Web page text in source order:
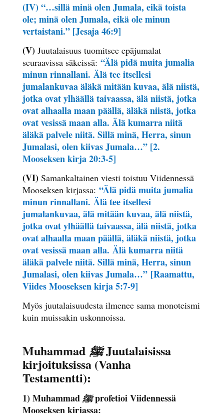
(IV) “…sillä minä olen Jumala, eikä toista
ole; minä olen Jumala, eikä ole minun
vertaistani.” [Jesaja 46:9]
(V) Juutalaisuus tuomitsee epäjumalat
seuraavissa säkeissä: “Älä pidä muita jumalia
minun rinnallani. Älä tee itsellesi
jumalankuvaa äläkä mitään kuvaa, älä niistä,
jotka ovat ylhäällä taivaassa, älä niistä, jotka
ovat alhaalla maan päällä, äläkä niistä, jotka
ovat vesissä maan alla. Älä kumarra niitä
äläkä palvele niitä. Sillä minä, Herra, sinun
Jumalasi, olen kiivas Jumala…” [2.
Mooseksen kirja 20:3-5]
(VI) Samankaltainen viesti toistuu Viidennessä
Mooseksen kirjassa: “Älä pidä muita jumalia
minun rinnallani. Älä tee itsellesi
jumalankuvaa, älä mitään kuvaa, älä niistä,
jotka ovat ylhäällä taivaassa, älä niistä, jotka
ovat alhaalla maan päällä, äläkä niistä, jotka
ovat vesissä maan alla. Älä kumarra niitä
äläkä palvele niitä. Sillä minä, Herra, sinun
Jumalasi, olen kiivas Jumala…” [Raamattu,
Viides Mooseksen kirja 5:7-9]
Myös juutalaisuudesta ilmenee sama monoteismi
kuin muissakin uskonnoissa.
Muhammad ﷺJuutalaisissa
kirjoituksissa (Vanha
Testamentti):
1) Muhammad ﷺprofetioi Viidennessä
Mooseksen kirjassa: